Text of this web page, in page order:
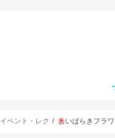
イベント・レク いばらきフラ